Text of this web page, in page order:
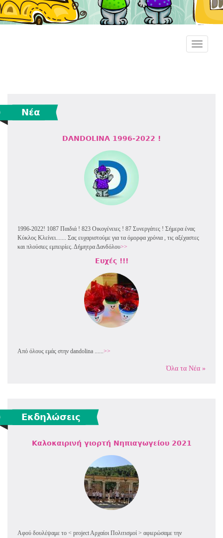
Toggle
navigation
Νέα
DANDOLINA 1996-2022 !
1996-2022! 1087 Παιδιά ! 823 Οικογένειες ! 87 Συνεργάτες ! Σήμερα ένας
Κύκλος Κλείνει....... Σας ευχαριστούμε για τα όμορφα χρόνια , τις αξέχαστες
και πλούσιες εμπειρίες. Δήμητρα Δανδόλου>>
Ευχές !!!
Από όλους εμάς στην dandolina ...... >>
Όλα τα Νέα »
Εκδηλώσεις
Καλοκαιρινή γιορτή Νηπιαγωγείου 2021
Αφού δουλέψαμε το < project Aρχαίοι Πολιτισμοί > αφιερώσαμε την